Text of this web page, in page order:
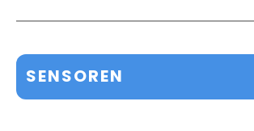
SENSOREN